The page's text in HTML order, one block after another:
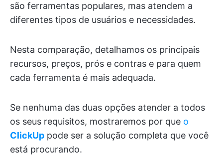
são ferramentas populares, mas atendem a
diferentes tipos de usuários e necessidades.
Nesta comparação, detalhamos os principais
recursos, preços, prós e contras e para quem
cada ferramenta é mais adequada.
Se nenhuma das duas opções atender a todos
os seus requisitos, mostraremos por que o
ClickUp pode ser a solução completa que você
está procurando.